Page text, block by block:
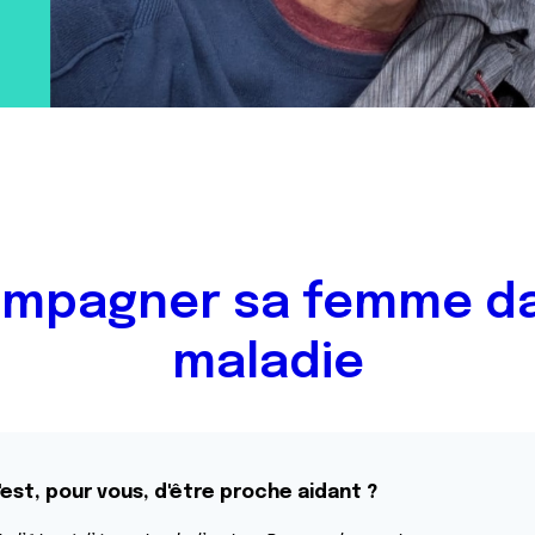
sa femme
maladie
pour vous, d'être proche aidant ?